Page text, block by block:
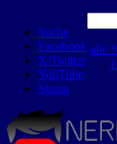
Suche
Facebook
X/Twitter
YouTube
Steam
nach:
alle
-